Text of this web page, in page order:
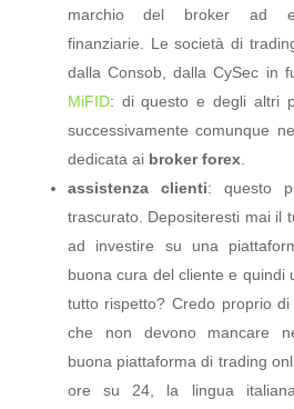
marchio del broker ad
finanziarie. Le società di
dalla Consob, dalla CySec in
MiFID: di questo e degli altri
successivamente comunque
dedicata ai broker forex.
assistenza clienti: questo
trascurato. Depositeresti mai il
ad investire su una
buona cura del cliente e quindi
tutto rispetto? Credo proprio
che non devono mancare
buona piattaforma di trading
ore su 24, la lingua